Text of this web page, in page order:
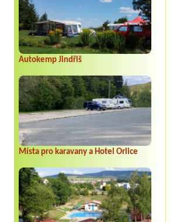
Autokemp Jindřiš
Místa pro karavany a Hotel Orlice